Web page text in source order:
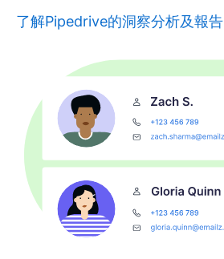
了解Pipedrive的洞察分析及報告
在新視窗開啟